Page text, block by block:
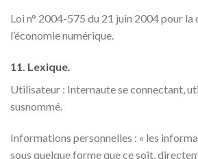
Loi n° 2004-575 du 21 juin 2004 pour la
l’économie numérique.
11. Lexique.
Utilisateur : Internaute se connectant,
susnommé.
Informations personnelles : « les
sous quelque forme que ce soit,